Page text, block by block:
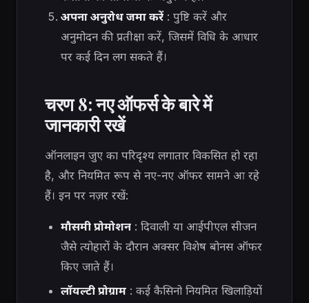
अपना अनुरोध जमा करें: पुष्टि करें और
अनुमोदन की प्रतीक्षा करें, जिसमें विधि के आधार
पर कई दिन लग सकते हैं।
चरण 8: नए ऑफर्स के बारे में
जानकारी रखें
ऑनलाइन जुए का परिदृश्य लगातार विकसित हो रहा
है, और नियमित रूप से नए-नए ऑफर सामने आ रहे
हैं। इन पर नज़र रखें:
मौसमी प्रोमोशन: दिवाली या आईपीएल सीजन
जैसे त्योहारों के दौरान अक्सर विशेष बोनस ऑफर
किए जाते हैं।
लॉयल्टी प्रोग्राम: कई कैसिनो नियमित खिलाड़ियों